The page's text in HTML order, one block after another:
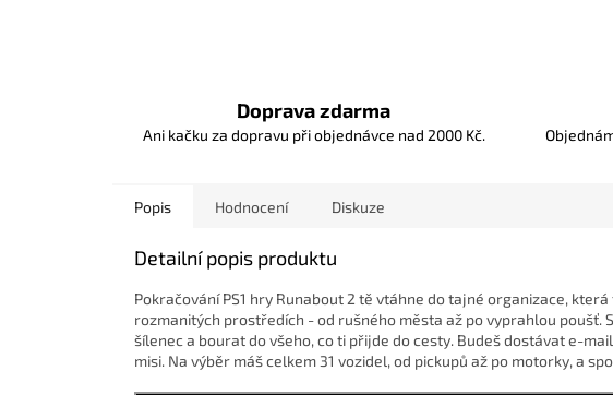
Doprava zdarma
Ani kačku za dopravu při objednávce nad 2000 Kč.
Popis Hodnocení Diskuze
Detailní popis produktu
Pokračování PS1 hry Runabout 2 tě vtáhne do tajné organizace,
rozmanitých prostředích - od rušného města až po vyprahlou poušť.
šílenec a bourat do všeho, co ti přijde do cesty. Budeš dostávat e-
misi. Na výběr máš celkem 31 vozidel, od pickupů až po motorky, a